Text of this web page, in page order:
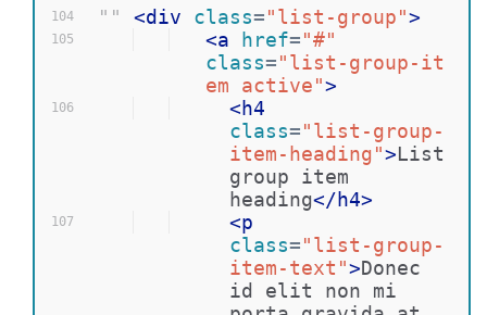
104
105
106
107
""
<div class="list-group">
<a href="#"
class="list-group-it
em active">
<h4
class="list-group-
item-heading">List
group item
heading</h4>
<p
class="list-group-
item-text">Donec
id elit non mi